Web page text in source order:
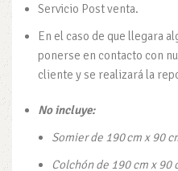
Servicio Post venta.
En el caso de que llegara
ponerse en contacto con
cliente y se realizará la
No incluye:
Somier de 190 cm x 90
Colchón de 190 cm x 90